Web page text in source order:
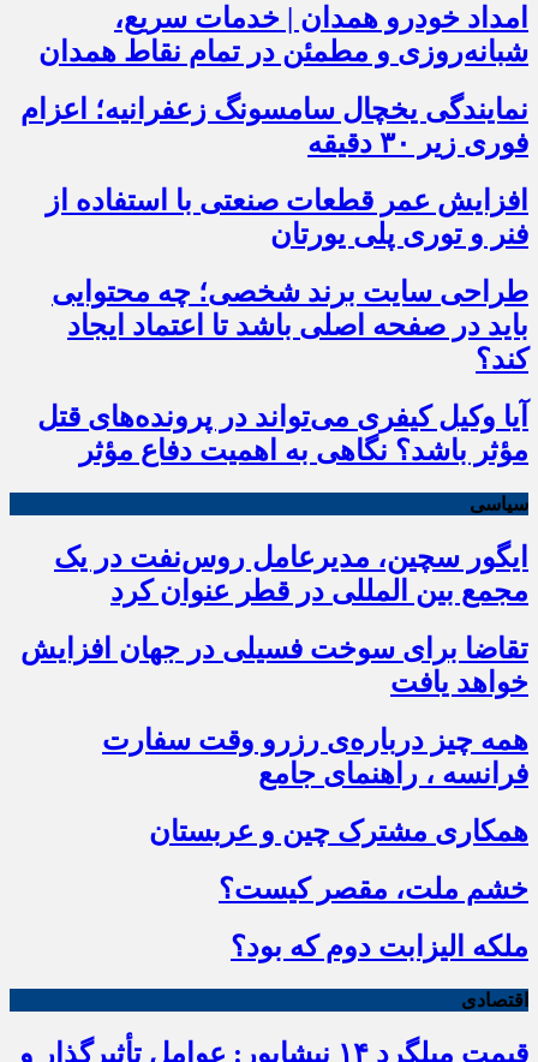
امداد خودرو همدان | خدمات سریع،
شبانه‌روزی و مطمئن در تمام نقاط همدان
نمایندگی یخچال سامسونگ زعفرانیه؛ اعزام
فوری زیر ۳۰ دقیقه
افزایش عمر قطعات صنعتی با استفاده از
فنر و توری پلی یورتان
طراحی سایت برند شخصی؛ چه محتوایی
باید در صفحه اصلی باشد تا اعتماد ایجاد
کند؟
آیا وکیل کیفری می‌تواند در پرونده‌های قتل
مؤثر باشد؟ نگاهی به اهمیت دفاع مؤثر
سیاسی
ایگور سچین، مدیرعامل روس‌نفت در یک
مجمع بین المللی در قطر عنوان کرد
تقاضا برای سوخت فسیلی در جهان افزایش
خواهد یافت
همه چیز درباره‌ی رزرو وقت سفارت
فرانسه ، راهنمای جامع
همکاری مشترک چین و عربستان
خشم ملت، مقصر کیست؟
ملکه الیزابت دوم که بود؟
اقتصادی
قیمت میلگرد ۱۴ نیشابور: عوامل تأثیرگذار و